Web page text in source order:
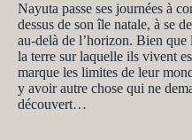
Nayuta passe ses journées à
dessus de son île natale, à se
au-delà de l’horizon. Bien que
la terre sur laquelle ils vivent
marque les limites de leur
y avoir autre chose qui ne
découvert…